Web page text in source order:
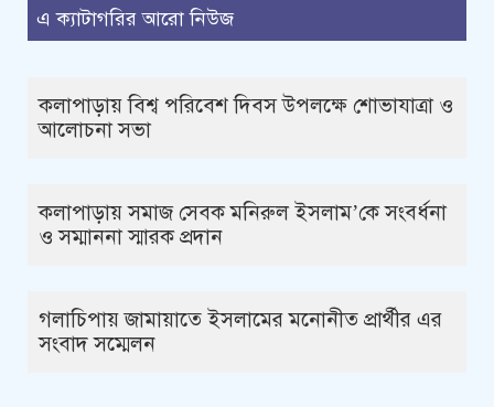
এ ক্যাটাগরির আরো নিউজ
কলাপাড়ায় বিশ্ব পরিবেশ দিবস উপলক্ষে শোভাযাত্রা ও
আলোচনা সভা
কলাপাড়ায় সমাজ সেবক মনিরুল ইসলাম’কে সংবর্ধনা
ও সম্মাননা স্মারক প্রদান
গলাচিপায় জামায়াতে ইসলামের মনোনীত প্রার্থীর এর
সংবাদ সম্মেলন